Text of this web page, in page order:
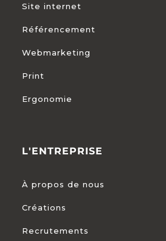
Site internet
Référencement
Webmarketing
Print
Ergonomie
L'ENTREPRISE
À propos de nous
Créations
Recrutements